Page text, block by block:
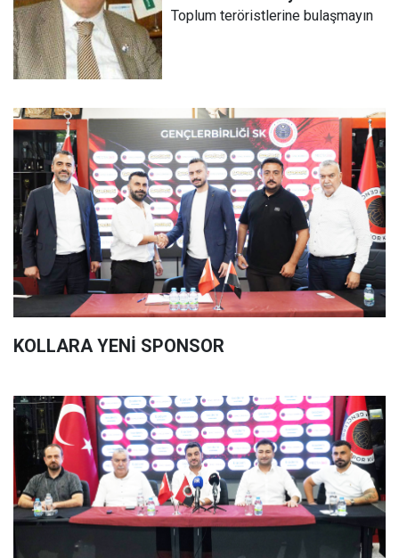
Toplum teröristlerine bulaşmayın
KOLLARA YENİ SPONSOR